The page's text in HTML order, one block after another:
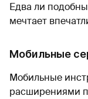
Едва ли
мечтает
Мобильные
Мобильные
расширениями